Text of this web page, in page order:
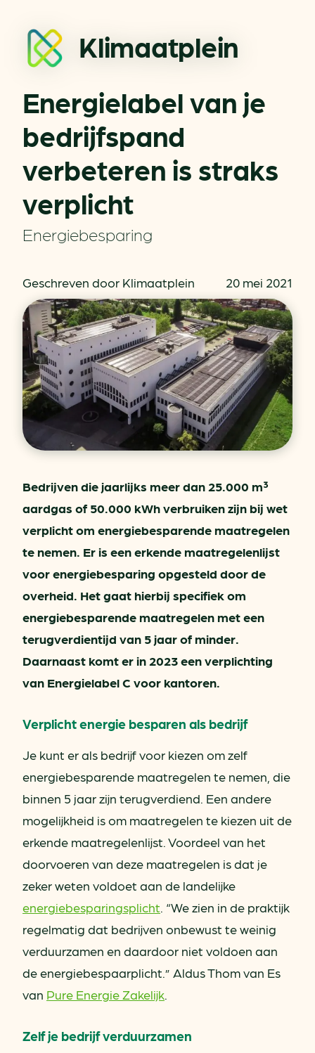
Klimaatplein
Energielabel van je
bedrijfspand
verbeteren is straks
verplicht
Energiebesparing
Geschreven door Klimaatplein 20 mei 2021
Bedrijven die jaarlijks meer dan 25.000 m³
aardgas of 50.000 kWh verbruiken zijn bij wet
verplicht om energiebesparende maatregelen
te nemen. Er is een erkende maatregelenlijst
voor energiebesparing opgesteld door de
overheid. Het gaat hierbij specifiek om
energiebesparende maatregelen met een
terugverdientijd van 5 jaar of minder.
Daarnaast komt er in 2023 een verplichting
van Energielabel C voor kantoren.
Verplicht energie besparen als bedrijf
Je kunt er als bedrijf voor kiezen om zelf
energiebesparende maatregelen te nemen, die
binnen 5 jaar zijn terugverdiend. Een andere
mogelijkheid is om maatregelen te kiezen uit de
erkende maatregelenlijst. Voordeel van het
doorvoeren van deze maatregelen is dat je
zeker weten voldoet aan de landelijke
energiebesparingsplicht. “We zien in de praktijk
regelmatig dat bedrijven onbewust te weinig
verduurzamen en daardoor niet voldoen aan
de energiebespaarplicht.” Aldus Thom van Es
van Pure Energie Zakelijk.
Zelf je bedrijf verduurzamen